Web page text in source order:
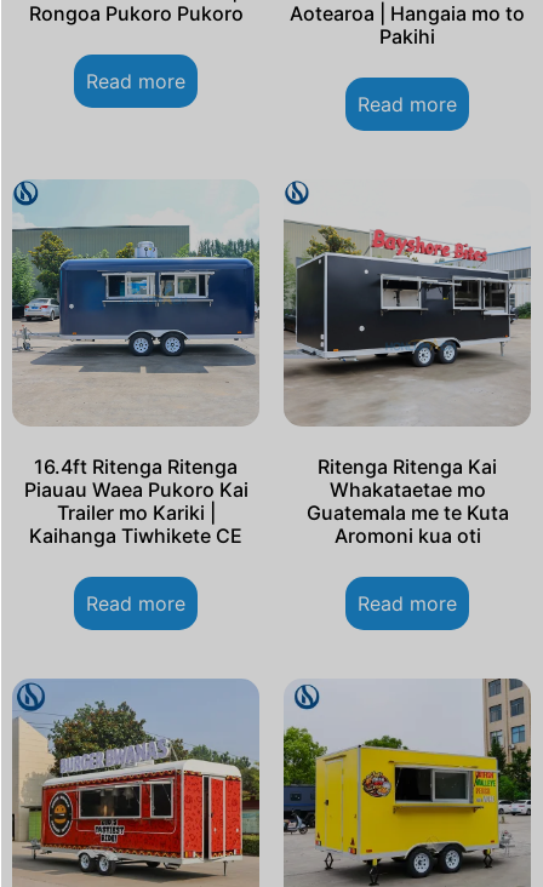
Rongoa Pukoro Pukoro
Read more
Aotearoa | Hangaia mo to
Pakihi
Read more
16.4ft Ritenga Ritenga
Piauau Waea Pukoro Kai
Trailer mo Kariki |
Kaihanga Tiwhikete CE
Read more
Ritenga Ritenga Kai
Whakataetae mo
Guatemala me te Kuta
Aromoni kua oti
Read more